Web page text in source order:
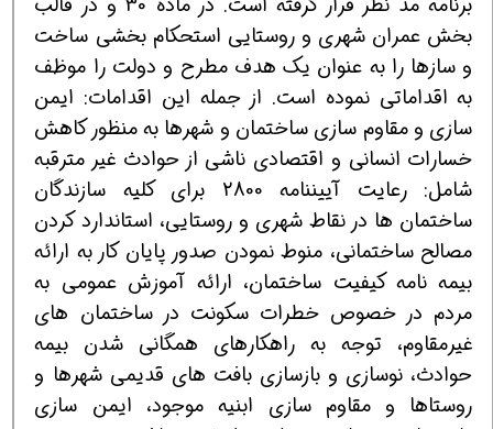
بخش عمران شهری و روستایی استحكام بخشی ساخت
و سازها را به عنوان یك هدف مطرح و دولت را موظف
به اقداماتی نموده است. از جمله این اقدامات: ایمن
سازی و مقاوم سازی ساختمان و شهرها به منظور كاهش
خسارات انسانی و اقتصادی ناشی از حوادث غیر مترقبه
شامل: رعایت آیین‎نامه 2800 برای كلیه سازندگان
ساختمان ها در نقاط شهری و روستایی، استاندارد كردن
مصالح ساختمانی، منوط نمودن صدور پایان كار به ارائه
بیمه نامه كیفیت ساختمان، ارائه آموزش عمومی به
مردم در خصوص خطرات سكونت در ساختمان های
غیرمقاوم، توجه به راهكارهای همگانی شدن بیمه
حوادث، نوسازی و بازسازی بافت های قدیمی شهرها و
روستاها و مقاوم سازی ابنیه موجود، ایمن سازی